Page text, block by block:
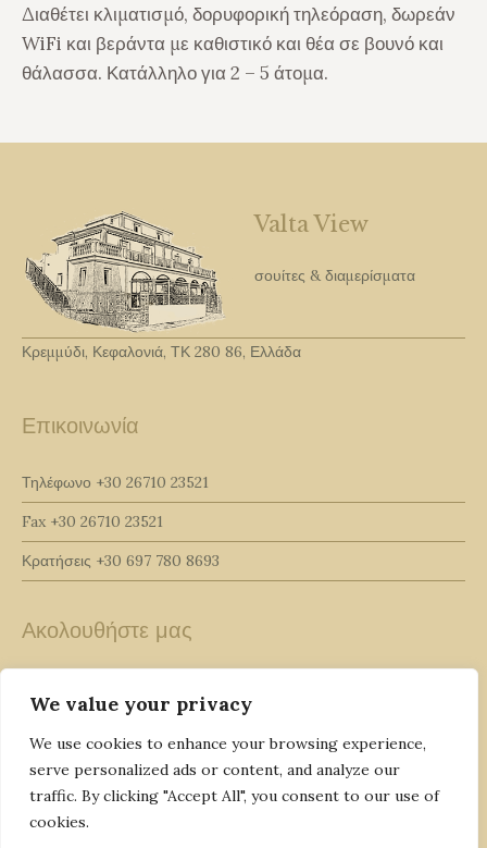
We value your privacy
We use cookies to enhance your browsing experience,
serve personalized ads or content, and analyze our
traffic. By clicking "Accept All", you consent to our use of
cookies.
Διαθέτει κλιματισμό, δορυφορική τηλεόραση, δωρεάν
WiFi και βεράντα με καθιστικό και θέα σε βουνό και
θάλασσα. Κατάλληλο για 2 – 5 άτομα.
Valta View
σουίτες & διαμερίσματα
Κρεμμύδι, Κεφαλονιά, ΤΚ 280 86, Ελλάδα
Επικοινωνία
Τηλέφωνο +30 26710 23521
Fax +30 26710 23521
Κρατήσεις +30 697 780 8693
Ακολουθήστε μας